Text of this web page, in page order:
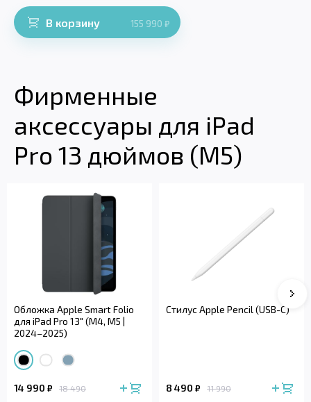
В корзину 155 990 ₽
Фирменные
аксессуары для iPad
Pro 13 дюймов (M5)
Обложка Apple Smart Folio
для iPad Pro 13" (M4, M5 |
2024–2025)
14 990 ₽ 18 490
Стилус Apple Pencil (USB-C)
8 490 ₽ 11 990